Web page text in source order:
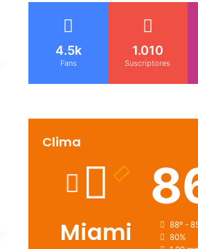
4.5k
Fans
1.010
Suscriptores
Clima
Miami
88º -
80%